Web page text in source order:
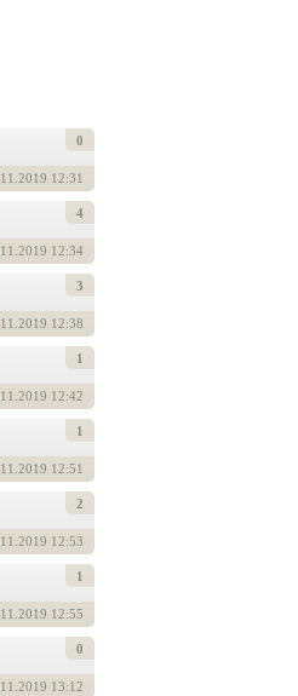
.11.2019 12:31
0
.11.2019 12:34
4
.11.2019 12:38
3
.11.2019 12:42
1
.11.2019 12:51
1
.11.2019 12:53
2
.11.2019 12:55
1
.11.2019 13:12
0